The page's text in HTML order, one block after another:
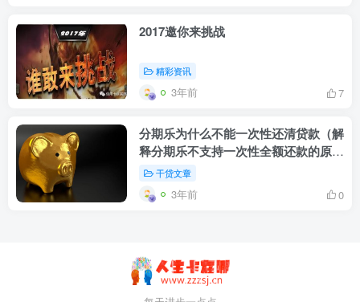
2017邀你来挑战
精彩资讯
3年前 7
分期乐为什么不能一次性还清贷款（解
释分期乐不支持一次性全额还款的原
因）干贷文章
3年前 0